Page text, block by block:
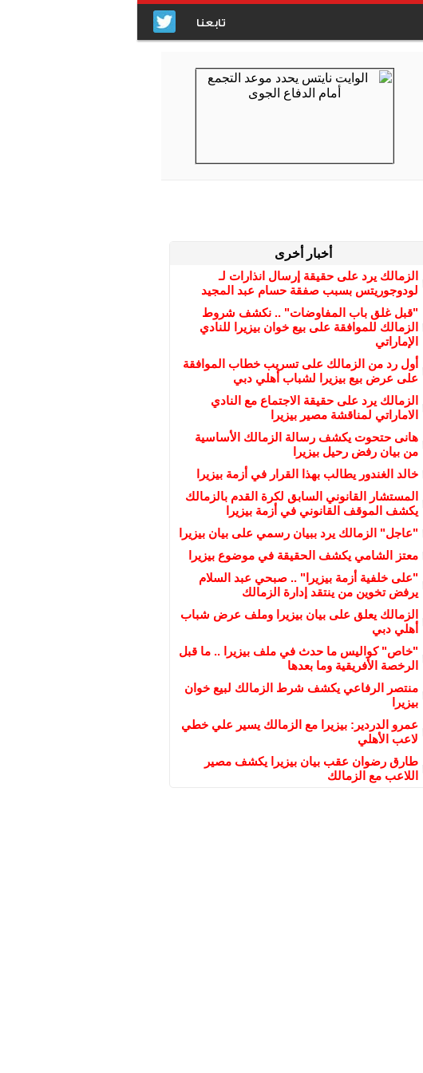
تابعنا
أخبار أخرى
الزمالك يرد على حقيقة إرسال انذارات لـ
لودوجوريتس بسبب صفقة حسام عبد المجيد
"قبل غلق باب المفاوضات" .. نكشف شروط
الزمالك للموافقة على بيع خوان بيزيرا للنادي
الإماراتي
أول رد من الزمالك على تسريب خطاب الموافقة
على عرض بيع بيزيرا لشباب أهلي دبي
الزمالك يرد على حقيقة الاجتماع مع النادي
الاماراتي لمناقشة مصير بيزيرا
هانى حتحوت يكشف رسالة الزمالك الأساسية
من بيان رفض رحيل بيزيرا
خالد الغندور يطالب بهذا القرار في أزمة بيزيرا
المستشار القانوني السابق لكرة القدم بالزمالك
يكشف الموقف القانوني في أزمة بيزيرا
"عاجل" الزمالك يرد ببيان رسمي على بيان بيزيرا
معتز الشامي يكشف الحقيقة في موضوع بيزيرا
"على خلفية أزمة بيزيرا" .. صبحي عبد السلام
يرفض تخوين من ينتقد إدارة الزمالك
الزمالك يعلق على بيان بيزيرا وملف عرض شباب
أهلي دبي
"خاص" كواليس ما حدث في ملف بيزيرا .. ما قبل
الرخصة الأفريقية وما بعدها
منتصر الرفاعي يكشف شرط الزمالك لبيع خوان
بيزيرا
عمرو الدردير: بيزيرا مع الزمالك يسير علي خطي
لاعب الأهلي
طارق رضوان عقب بيان بيزيرا يكشف مصير
اللاعب مع الزمالك